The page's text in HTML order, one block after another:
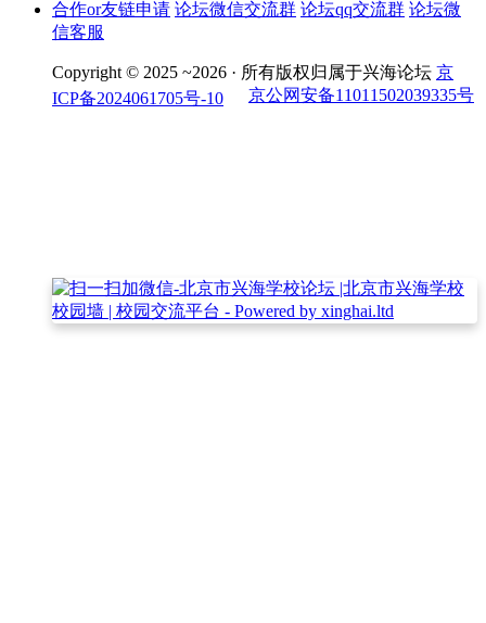
合作or友链申请 论坛微信交流群 论坛qq交流群 论坛微
信客服
Copyright © 2025 ~2026 · 所有版权归属于兴海论坛 京
ICP备2024061705号-10
京公网安备11011502039335号